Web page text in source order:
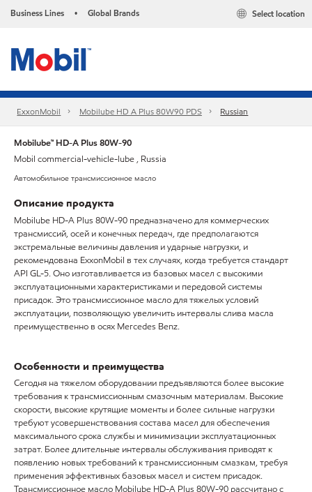
Business Lines • Global Brands Select location
ExxonMobil Mobilube HD A Plus 80W90 PDS Russian
Mobilube™ HD-A Plus 80W-90
Mobil commercial-vehicle-lube , Russia
Автомобильное трансмиссионное масло
Описание продукта
Mobilube HD-A Plus 80W-90 предназначено для коммерческих
трансмиссий, осей и конечных передач, где предполагаются
экстремальные величины давления и ударные нагрузки, и
рекомендована ExxonMobil в тех случаях, когда требуется стандарт
API GL-5. Оно изготавливается из базовых масел с высокими
эксплуатационными характеристиками и передовой системы
присадок. Это трансмиссионное масло для тяжелых условий
эксплуатации, позволяющую увеличить интервалы слива масла
преимущественно в осях Mercedes Benz.
Особенности и преимущества
Сегодня на тяжелом оборудовании предъявляются более высокие
требования к трансмиссионным смазочным материалам. Высокие
скорости, высокие крутящие моменты и более сильные нагрузки
требуют усовершенствования состава масел для обеспечения
максимального срока службы и минимизации эксплуатационных
затрат. Более длительные интервалы обслуживания приводят к
появлению новых требований к трансмиссионным смазкам, требуя
применения эффективных базовых масел и систем присадок.
Трансмиссионное масло Mobilube HD-A Plus 80W-90 рассчитано с